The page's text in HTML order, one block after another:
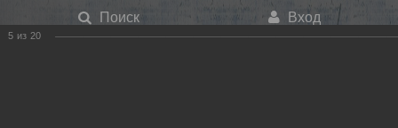
Вход
Поиск
5 из 20